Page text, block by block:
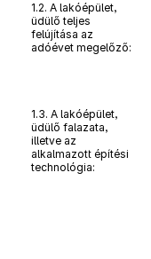
1.2. A lakóépület,
üdülő teljes
felújítása az
adóévet megelőző:
1.3. A lakóépület,
üdülő falazata,
illetve az
alkalmazott építési
technológia: